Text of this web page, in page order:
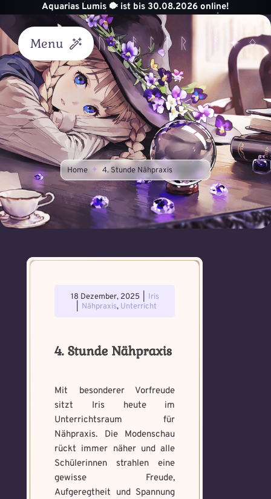
springen
Aquarias Lumis 🐡 ist bis 30.08.2026 online!
Menu
Start
Akademie
Unterricht
Helvik
Königreich
Astraea
Home 4. Stunde Nähpraxis
18 Dezember, 2025
Iris
Nähpraxis, Unterricht
4. Stunde Nähpraxis
Mit besonderer Vorfreude
sitzt Iris heute im
Unterrichtsraum für
Nähpraxis. Die Modenschau
rückt immer näher und alle
Schülerinnen strahlen eine
gewisse Freude,
Aufgeregtheit und Spannung